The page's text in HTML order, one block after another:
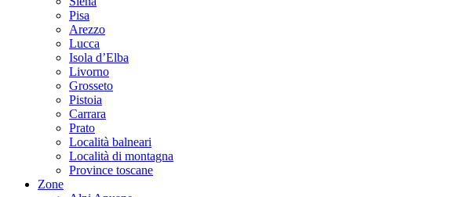
Pisa
Arezzo
Lucca
Isola d’Elba
Livorno
Grosseto
Pistoia
Carrara
Prato
Località balneari
Località di montagna
Province toscane
Zone